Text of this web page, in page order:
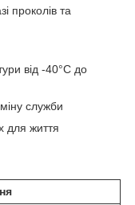
проколів та
від -40°С до
служби
для життя